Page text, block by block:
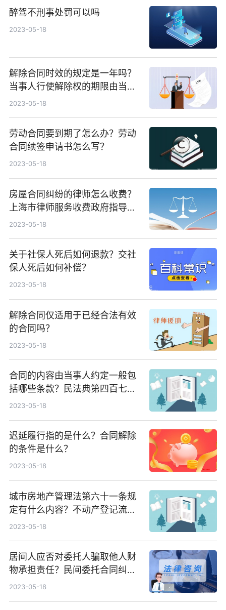
醉驾不刑事处罚可以吗
2023-05-18
解除合同时效的规定是一年吗？
当事人行使解除权的期限由当事
人约定吗？
2023-05-18
劳动合同要到期了怎么办？劳动
合同续签申请书怎么写？
2023-05-18
房屋合同纠纷的律师怎么收费？
上海市律师服务收费政府指导价
标准介绍
2023-05-18
关于社保人死后如何退款？交社
保人死后如何补偿？
2023-05-18
解除合同仅适用于已经合法有效
的合同吗？
2023-05-18
合同的内容由当事人约定一般包
括哪些条款？民法典第四百七十
条规定内容
2023-05-18
迟延履行指的是什么？合同解除
的条件是什么？
2023-05-18
城市房地产管理法第六十一条规
定有什么内容？不动产登记流程
是什么？
2023-05-18
居间人应否对委托人骗取他人财
物承担责任？民间委托合同纠纷
案例分析
2023-05-18